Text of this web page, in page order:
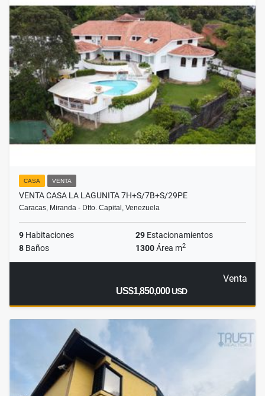
CASA VENTA
VENTA CASA LA LAGUNITA 7H+S/7B+S/29PE
Caracas, Miranda - Dtto. Capital, Venezuela
9 Habitaciones 29 Estacionamientos
8 Baños 1300Área m2
Venta
US$1,850,000USD